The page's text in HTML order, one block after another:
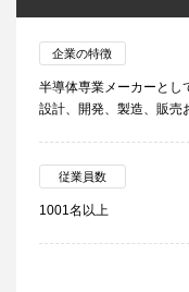
企業の特徴
半導体専業メーカーとし
設計、開発、製造、販売
従業員数
1001名以上